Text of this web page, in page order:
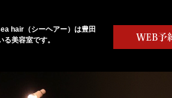
hair（シーヘアー）は豊田
美容室です。